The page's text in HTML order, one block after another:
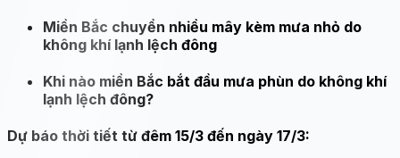
Miền Bắc chuyển nhiều mây kèm mưa nhỏ do
không khí lạnh lệch đông
Khi nào miền Bắc bắt đầu mưa phùn do không khí
lạnh lệch đông?
Dự báo thời tiết từ đêm 15/3 đến ngày 17/3: